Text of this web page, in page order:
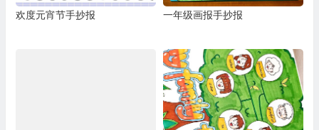
欢度元宵节手抄报 一年级画报手抄报